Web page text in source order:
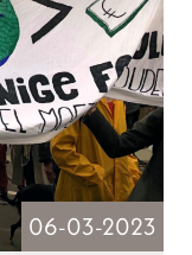
06-03-2023